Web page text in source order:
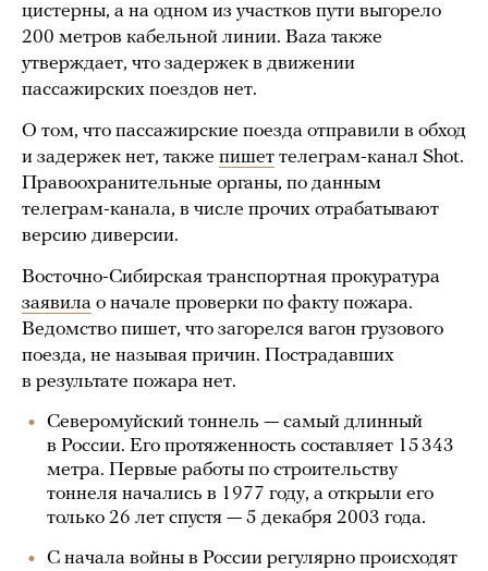
цистерны, а на одном из участков пути выгорело
200 метров кабельной линии. Baza также
утверждает, что задержек в движении
пассажирских поездов нет.
О том, что пассажирские поезда отправили в обход
и задержек нет, также пишет телеграм-канал Shot.
Правоохранительные органы, по данным
телеграм-канала, в числе прочих отрабатывают
версию диверсии.
Восточно-Сибирская транспортная прокуратура
заявила о начале проверки по факту пожара.
Ведомство пишет, что загорелся вагон грузового
поезда, не называя причин. Пострадавших
в результате пожара нет.
Северомуйский тоннель — самый длинный
в России. Его протяженность составляет 15 343
метра. Первые работы по строительству
тоннеля начались в 1977 году, а открыли его
только 26 лет спустя — 5 декабря 2003 года.
С начала войны в России регулярно происходят